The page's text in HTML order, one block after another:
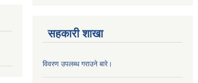
सहकारी शाखा
विवरण उपलब्ध गराउने बारे।